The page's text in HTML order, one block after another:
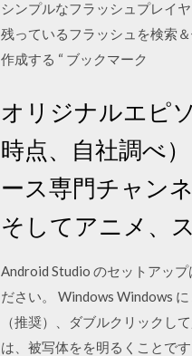
シンプルなフラッシュプレイ
残っているフラッシュを検索
作成する “ ブックマーク
オリジナルエピ
時点、自社調べ
ース専門チャン
そしてアニメ、
Android Studio のセットアッ
ださい。 Windows Windows
（推奨）、ダブルクリックし
は、被写体をを明るくことで